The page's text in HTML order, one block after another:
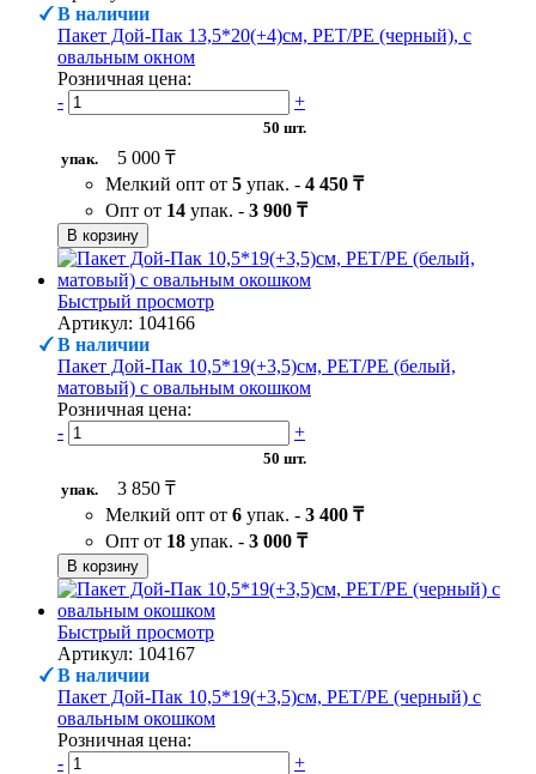
В наличии
Пакет Дой-Пак 13,5*20(+4)см, PET/PE (черный), с
овальным окном
Розничная цена:
-
+
50 шт.
упак.
5 000 ₸
Мелкий опт от 5 упак. - 4 450 ₸
Опт от 14 упак. - 3 900 ₸
В корзину
Быстрый просмотр
Артикул: 104166
В наличии
Пакет Дой-Пак 10,5*19(+3,5)см, PET/PE (белый,
матовый) с овальным окошком
Розничная цена:
-
+
50 шт.
упак.
3 850 ₸
Мелкий опт от 6 упак. - 3 400 ₸
Опт от 18 упак. - 3 000 ₸
В корзину
Быстрый просмотр
Артикул: 104167
В наличии
Пакет Дой-Пак 10,5*19(+3,5)см, PET/PE (черный) с
овальным окошком
Розничная цена:
-
+